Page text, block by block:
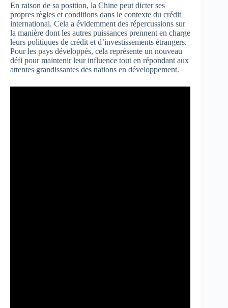
En raison de sa position, la Chine peut dicter ses
propres règles et conditions dans le contexte du crédit
international. Cela a évidemment des répercussions sur
la manière dont les autres puissances prennent en charge
leurs politiques de crédit et d’investissements étrangers.
Pour les pays développés, cela représente un nouveau
défi pour maintenir leur influence tout en répondant aux
attentes grandissantes des nations en développement.